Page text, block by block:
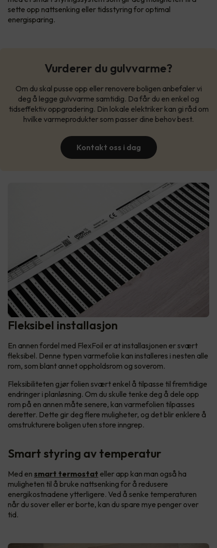
sette opp nattsenking eller tidsstyring for optimal
energisparing.
Vurderer du gulvvarme?
Om du skal pusse opp eller renovere boligen anbefaler vi
deg å legge gulvvarme samtidig. Da får du en enkel og
tidseffektiv oppgradering. Din lokale elektriker kan gi råd om
hvilke varmeprodukter som passer dine behov best.
Kontakt oss i dag
Fleksibel installasjon
En annen fordel med FlexFoil er at installasjonen er svært
fleksibel. Denne typen varmefolie kan installeres i nesten alle
rom, som blant annet oppholdsrom og soverom.
Fleksibiliteten gjør folien svært enkel å tilpasse til fremtidige
endringer i planløsning. Om du skulle tenke deg å dele opp
rom på en annen måte senere, kan varmefolien tilpasses
deretter. Dette gir deg flere muligheter, og det blir enklere å
omstrukturere boligen uten store inngrep.
Smart styring av temperatur
Med en smart termostat eller app kan man også ha
muligheten til å bruke nattsenking for å redusere
energikostnadene ytterligere. Ved å senke temperaturen
når du sover eller er borte, kan du spare mye penger over
tid.